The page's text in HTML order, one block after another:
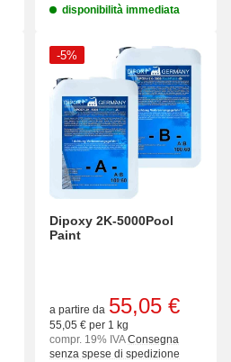
disponibilità immediata
-5%
Dipoxy 2K-5000Pool
Paint
a partire da 55,05 €
55,05 € per 1 kg
compr. 19% IVAConsegna
senza spese di spedizione